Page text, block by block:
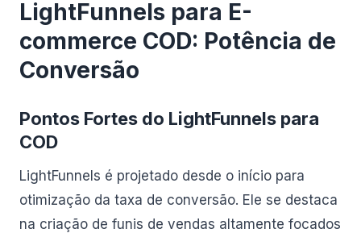
LightFunnels para E-
commerce COD: Potência de
Conversão
Pontos Fortes do LightFunnels para
COD
LightFunnels é projetado desde o início para
otimização da taxa de conversão. Ele se destaca
na criação de funis de vendas altamente focados